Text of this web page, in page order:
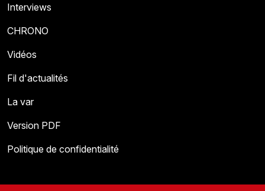
Interviews
CHRONO
Vidéos
Fil d'actualités
La var
Version PDF
Politique de confidentialité